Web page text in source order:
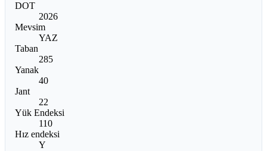
DOT
2026
Mevsim
YAZ
Taban
285
Yanak
40
Jant
22
Yük Endeksi
110
Hız endeksi
Y